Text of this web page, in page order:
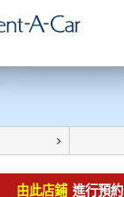
由此店鋪 進行預約